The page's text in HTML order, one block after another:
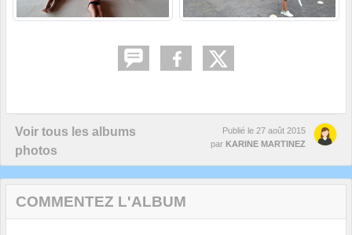
Voir tous les albums
photos
Publié le 27 août 2015
par KARINE MARTINEZ
COMMENTEZ L'ALBUM